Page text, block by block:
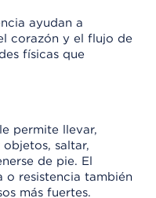
ayudan a
corazón y el flujo de
físicas que
permite llevar,
saltar,
de pie. El
o resistencia también
más fuertes.